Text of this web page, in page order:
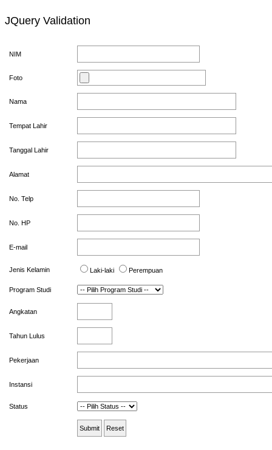
JQuery Validation
NIM
Foto
Nama
Tempat Lahir
Tanggal Lahir
Alamat
No. Telp
No. HP
E-mail
Jenis Kelamin Laki-laki Perempuan
Program Studi
Angkatan
Tahun Lulus
Pekerjaan
Instansi
Status